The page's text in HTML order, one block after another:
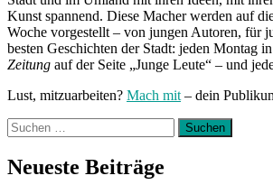
Kunst spannend. Diese Macher werden auf
Woche vorgestellt – von jungen Autoren, für
besten Geschichten der Stadt: jeden Montag
Zeitung auf der Seite „Junge Leute“ – und
Lust, mitzuarbeiten? Mach mit – dein
Suchen
nach:
Neueste Beiträge